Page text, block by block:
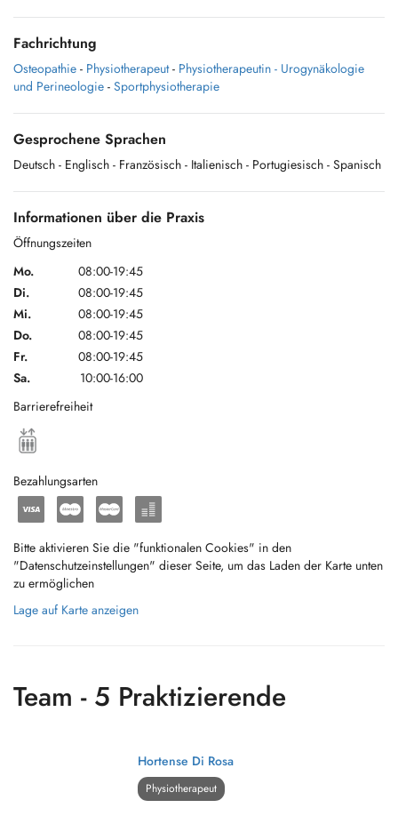
Fachrichtung
Osteopathie - Physiotherapeut - Physiotherapeutin - Urogynäkologie
und Perineologie - Sportphysiotherapie
Gesprochene Sprachen
Deutsch - Englisch - Französisch - Italienisch - Portugiesisch - Spanisch
Informationen über die Praxis
Öffnungszeiten
Mo.
08:00-19:45
Di.
08:00-19:45
Mi.
08:00-19:45
Do.
08:00-19:45
Fr.
08:00-19:45
Sa.
10:00-16:00
Barrierefreiheit
Bezahlungsarten
Bitte aktivieren Sie die "funktionalen Cookies" in den
"Datenschutzeinstellungen" dieser Seite, um das Laden der Karte unten
zu ermöglichen
Lage auf Karte anzeigen
Team - 5 Praktizierende
Hortense Di Rosa
Physiotherapeut